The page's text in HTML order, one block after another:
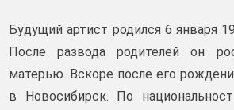
Будущий артист родился 6 января
После развода родителей он
матерью. Вскоре после его
в Новосибирск. По